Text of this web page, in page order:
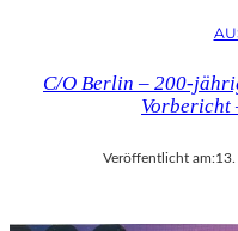
C/O Berlin – 200-
Vorbericht
Veröffentlicht am: